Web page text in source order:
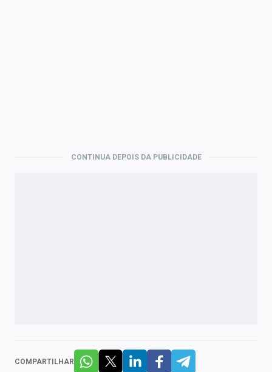
CONTINUA DEPOIS DA PUBLICIDADE
COMPARTILHAR